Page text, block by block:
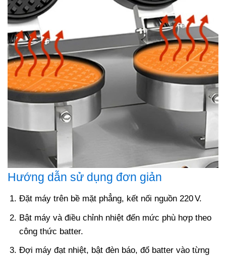
Hướng dẫn sử dụng đơn giản
Đặt máy trên bề mặt phẳng, kết nối nguồn 220 V.
Bật máy và điều chỉnh nhiệt đến mức phù hợp theo
công thức batter.
Đợi máy đạt nhiệt, bật đèn báo, đổ batter vào từng